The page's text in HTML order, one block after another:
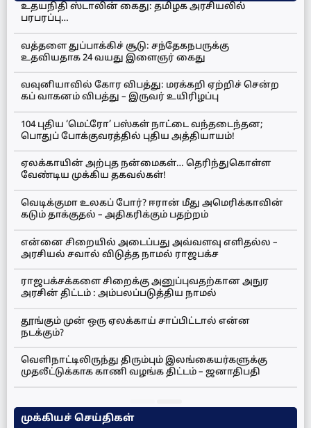
உதயநிதி ஸ்டாலின் கைது: தமிழக அரசியலில்
பரபரப்பு…
வத்தளை துப்பாக்கிச் சூடு: சந்தேகநபருக்கு
உதவியதாக 24 வயது இளைஞர் கைது
வவுனியாவில் கோர விபத்து: மரக்கறி ஏற்றிச் சென்ற
கப் வாகனம் விபத்து – இருவர் உயிரிழப்பு
104 புதிய ‘மெட்ரோ’ பஸ்கள் நாட்டை வந்தடைந்தன;
பொதுப் போக்குவரத்தில் புதிய அத்தியாயம்!
ஏலக்காயின் அற்புத நன்மைகள்… தெரிந்துகொள்ள
வேண்டிய முக்கிய தகவல்கள்!
வெடிக்குமா உலகப் போர்? ஈரான் மீது அமெரிக்காவின்
கடும் தாக்குதல் – அதிகரிக்கும் பதற்றம்
என்னை சிறையில் அடைப்பது அவ்வளவு எளிதல்ல –
அரசியல் சவால் விடுத்த நாமல் ராஜபக்ச
ராஜபக்சக்களை சிறைக்கு அனுப்புவதற்கான அநுர
அரசின் திட்டம் : அம்பலப்படுத்திய நாமல்
தூங்கும் முன் ஒரு ஏலக்காய் சாப்பிட்டால் என்ன
நடக்கும்?
வெளிநாட்டிலிருந்து திரும்பும் இலங்கையர்களுக்கு
முதலீட்டுக்காக காணி வழங்க திட்டம் – ஜனாதிபதி
முக்கியச் செய்திகள்